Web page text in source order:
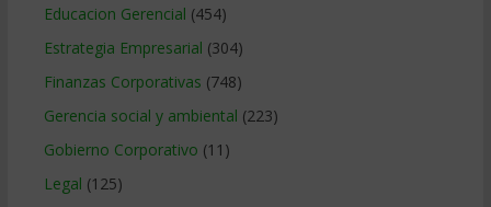
Educacion Gerencial (454)
Estrategia Empresarial (304)
Finanzas Corporativas (748)
Gerencia social y ambiental (223)
Gobierno Corporativo (11)
Legal (125)